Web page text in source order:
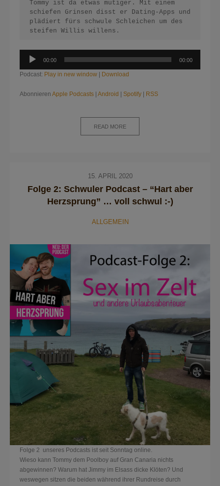
Tommy ist da etwas mutiger. Mit einem
schiefen Grinsen disst er Dating-Apps und
plädiert fürs schwule Schleichen um des
steifen Willis willens.
Audio-
00:00 00:00
Podcast: Play in new window Download
Abonnieren Apple Podcasts Android Spotify RSS
READ MORE
15. APRIL 2020
Folge 2: Schwuler Podcast – “Hart aber
Herzsprung” … voll schwul :-)
ALLGEMEIN
Folge 2 unseres Podcasts ist seit Sonntag online.
Wieso kann Tommy dem Poolboy auf Gran Canaria nichts
abgewinnen? Warum hat Jimmy im Elsass dicke Klöten? Und
weswegen sitzen die beiden während ihrer Rundreise durch